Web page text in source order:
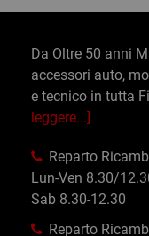
Da Oltre 50 anni
accessori auto,
e tecnico in tutta
leggere...]
Reparto
Lun-Ven 8.30/
Sab 8.30-12.30
Reparto